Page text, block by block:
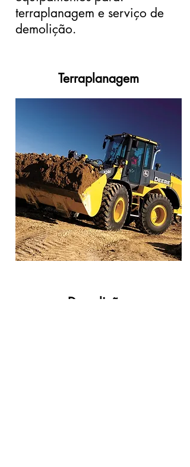
terraplanagem e serviço de
demolição.
Terraplanagem
Demolições